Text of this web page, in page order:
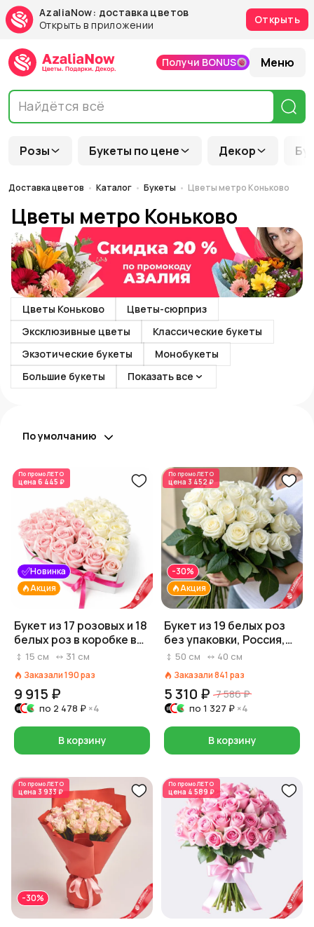
AzaliaNow: доставка цветов
Открыть в приложении
Открыть
Розы Букеты по цене Декор
Получи BONUS Меню
Доставка цветов Каталог Букеты Цветы метро Коньково
Цветы метро Коньково
Цветы Коньково
Цветы-сюрприз
Эксклюзивные цветы
Классические букеты
Экзотические букеты
Монобукеты
Большие букеты
Показать все
По умолчанию
По промоЛЕТО
цена 6 445 ₽
Акция
Новинка
Букет из 17 розовых и 18
белых роз в коробке в
форме сердца
15 см 31 см
Заказали190раз
9 915 ₽
по 2 478 ₽ ×4
В корзину
По промоЛЕТО
цена 3 452 ₽
Акция
-30%
Букет из 19 белых роз
без упаковки, Россия,
50 см
50 см 40 см
Заказали841 раз
5 310 ₽ 7 586 ₽
по 1 327 ₽ ×4
В корзину
По промоЛЕТО
цена 3 933 ₽
-30%
По промоЛЕТО
цена 4 589 ₽